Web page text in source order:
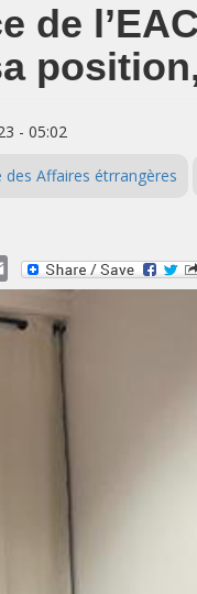
de
- 05:02
des Affaires étrrangères
Email